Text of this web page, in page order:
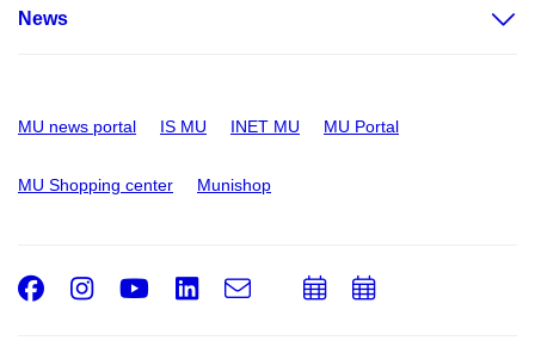
News
MU news portal IS MU INET MU MU Portal
MU Shopping center Munishop
Facebook
Instagram
Youtube
LinkedIn
e-
AddAdd